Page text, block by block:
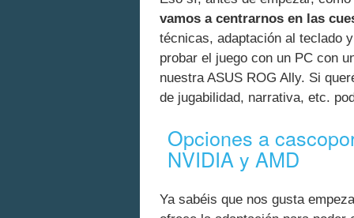
vamos a centrarnos en las
técnicas, adaptación al teclado
probar el juego con un PC con
nuestra ASUS ROG Ally. Si
de jugabilidad, narrativa, etc.
Opciones a
NVIDIA y AMD
Ya sabéis que nos gusta